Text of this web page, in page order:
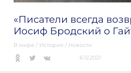
«Писатели всегда
Иосиф Бродский о
В мире / История / Новости
6.12.2021